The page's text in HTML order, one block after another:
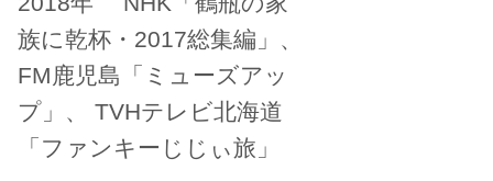
族に乾杯・2017総集編」、
FM鹿児島「ミューズアッ
プ」、 TVHテレビ北海道
「ファンキーじじぃ旅」